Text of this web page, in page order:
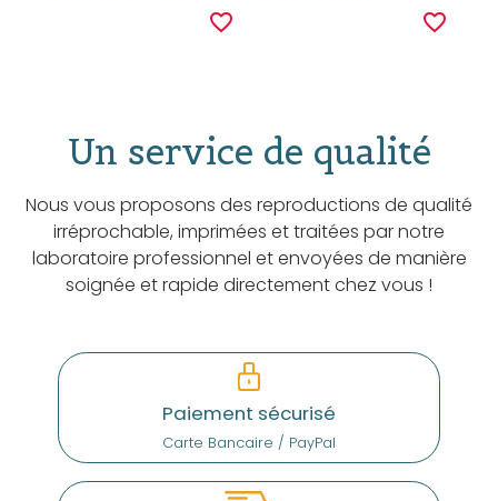
favorite_border favorite_border
Un service de qualité
Nous vous proposons des reproductions de qualité
irréprochable, imprimées et traitées par notre
laboratoire professionnel et envoyées de manière
soignée et rapide directement chez vous !
Paiement sécurisé
Carte Bancaire / PayPal